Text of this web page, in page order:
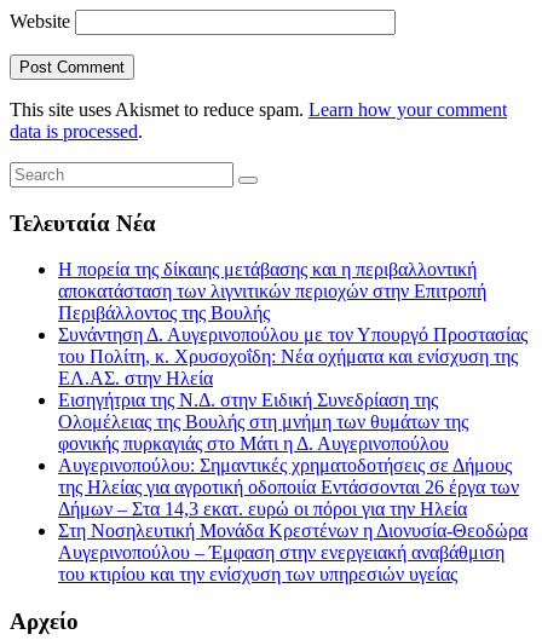
Website
This site uses Akismet to reduce spam. Learn how your comment
data is processed.
Τελευταία Νέα
Η πορεία της δίκαιης μετάβασης και η περιβαλλοντική
αποκατάσταση των λιγνιτικών περιοχών στην Επιτροπή
Περιβάλλοντος της Βουλής
Συνάντηση Δ. Αυγερινοπούλου με τον Υπουργό Προστασίας
του Πολίτη, κ. Χρυσοχοΐδη: Νέα οχήματα και ενίσχυση της
ΕΛ.ΑΣ. στην Ηλεία
Εισηγήτρια της Ν.Δ. στην Ειδική Συνεδρίαση της
Ολομέλειας της Βουλής στη μνήμη των θυμάτων της
φονικής πυρκαγιάς στο Μάτι η Δ. Αυγερινοπούλου
Αυγερινοπούλου: Σημαντικές χρηματοδοτήσεις σε Δήμους
της Ηλείας για αγροτική οδοποιία Εντάσσονται 26 έργα των
Δήμων – Στα 14,3 εκατ. ευρώ οι πόροι για την Ηλεία
Στη Νοσηλευτική Μονάδα Κρεστένων η Διονυσία-Θεοδώρα
Αυγερινοπούλου – Έμφαση στην ενεργειακή αναβάθμιση
του κτιρίου και την ενίσχυση των υπηρεσιών υγείας
Αρχείο